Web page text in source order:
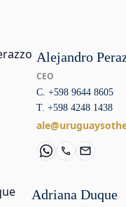
Alejandro
CEO
C. +598 9644 8605
T. +598 4248 1438
Adriana Duque